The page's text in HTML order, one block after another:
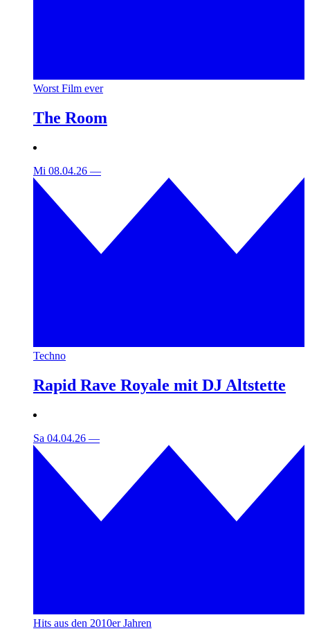
Worst Film ever
The Room
Mi 08.04.26 —
Techno
Rapid Rave Royale mit DJ Altstette
Sa 04.04.26 —
Hits aus den 2010er Jahren